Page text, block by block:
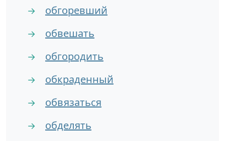
→ обгоревший
→ обвешать
→ обгородить
→ обкраденный
→ обвязаться
→ обделять